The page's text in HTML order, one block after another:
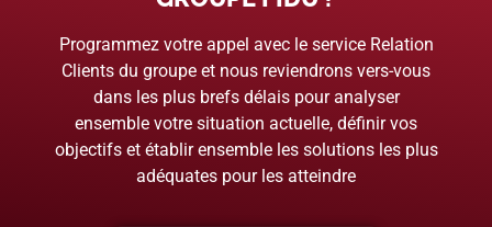
Programmez votre appel avec le service Relation
Clients du groupe et nous reviendrons vers-vous
dans les plus brefs délais pour analyser
ensemble votre situation actuelle, définir vos
objectifs et établir ensemble les solutions les plus
adéquates pour les atteindre